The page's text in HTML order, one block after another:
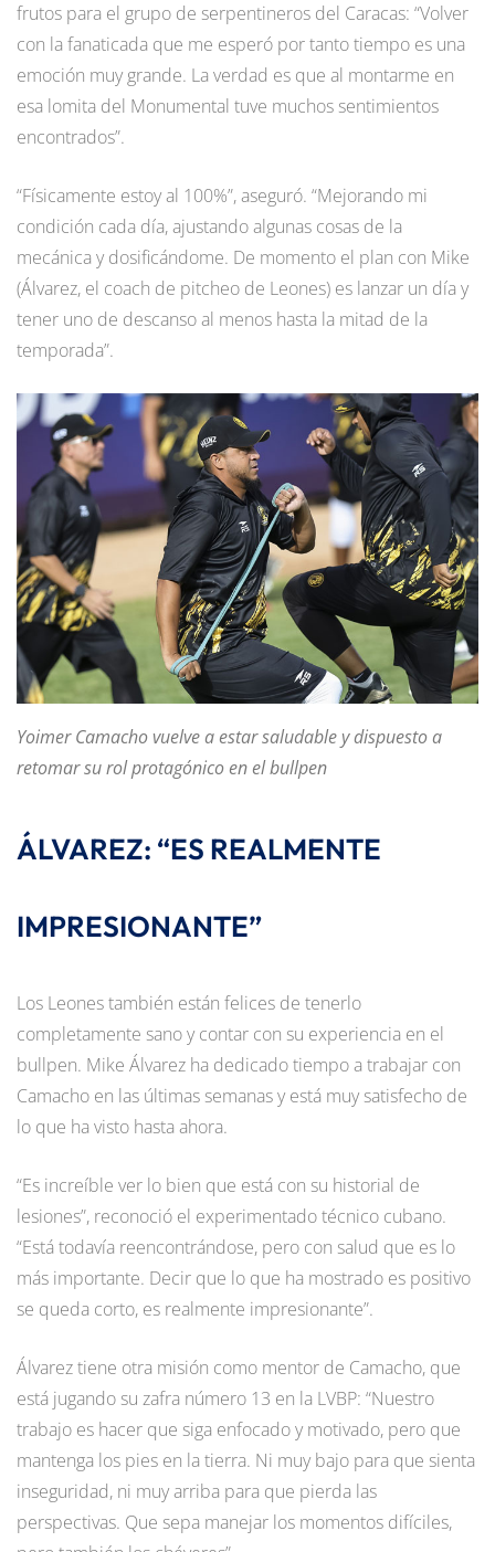
frutos para el grupo de serpentineros del Caracas: “Volver
con la fanaticada que me esperó por tanto tiempo es una
emoción muy grande. La verdad es que al montarme en
esa lomita del Monumental tuve muchos sentimientos
encontrados”.
“Físicamente estoy al 100%”, aseguró. “Mejorando mi
condición cada día, ajustando algunas cosas de la
mecánica y dosificándome. De momento el plan con Mike
(Álvarez, el coach de pitcheo de Leones) es lanzar un día y
tener uno de descanso al menos hasta la mitad de la
temporada”.
Yoimer Camacho vuelve a estar saludable y dispuesto a
retomar su rol protagónico en el bullpen
ÁLVAREZ: “ES REALMENTE
IMPRESIONANTE”
Los Leones también están felices de tenerlo
completamente sano y contar con su experiencia en el
bullpen. Mike Álvarez ha dedicado tiempo a trabajar con
Camacho en las últimas semanas y está muy satisfecho de
lo que ha visto hasta ahora.
“Es increíble ver lo bien que está con su historial de
lesiones”, reconoció el experimentado técnico cubano.
“Está todavía reencontrándose, pero con salud que es lo
más importante. Decir que lo que ha mostrado es positivo
se queda corto, es realmente impresionante”.
Álvarez tiene otra misión como mentor de Camacho, que
está jugando su zafra número 13 en la LVBP: “Nuestro
trabajo es hacer que siga enfocado y motivado, pero que
mantenga los pies en la tierra. Ni muy bajo para que sienta
inseguridad, ni muy arriba para que pierda las
perspectivas. Que sepa manejar los momentos difíciles,